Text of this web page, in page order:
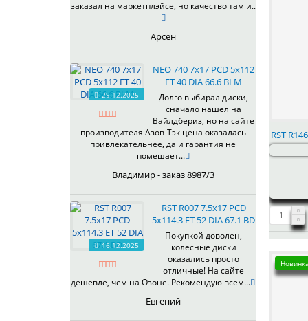
R098
R107
R108
R109
R112
R117
R126
R127
R128
R129
R132FF
R136
77,8
98
98,1
заказал на маркетплэйсе, но качество там и..
Арсен
29.12.2025
NEO 740 7x17 PCD 5x112
ET 40 DIA 66.6 BLM
Долго выбирал диски,
сначало нашел на
Вайлдбериз, но на сайте
производителя Азов-Тэк цена оказалась
привлекательнее, да и гарантия не
помешает...
Владимир - заказ 8987/3
16.12.2025
RST R007 7.5x17 PCD
5x114.3 ET 52 DIA 67.1 BD
Покупкой доволен,
колесные диски
оказались просто
отличные! На сайте
дешевле, чем на Озоне. Рекомендую всем...
Евгений
RST